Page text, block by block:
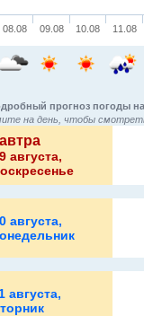
08.08 09.08 10.08 11.08
прогноз погоды
на день, чтобы
августа,
августа,
августа,